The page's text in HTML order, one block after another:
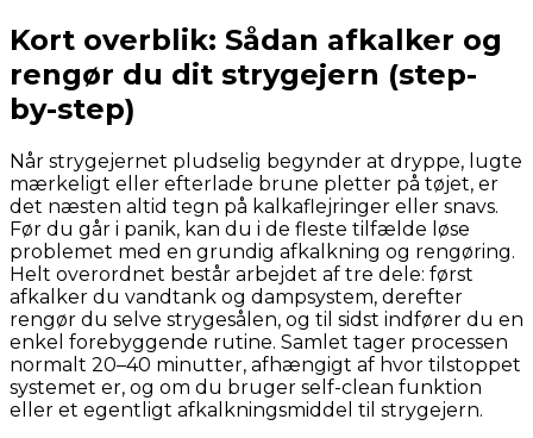
Kort overblik: Sådan afkalker og
rengør du dit strygejern (step-
by-step)
Når strygejernet pludselig begynder at dryppe, lugte
mærkeligt eller efterlade brune pletter på tøjet, er
det næsten altid tegn på kalkaflejringer eller snavs.
Før du går i panik, kan du i de fleste tilfælde løse
problemet med en grundig afkalkning og rengøring.
Helt overordnet består arbejdet af tre dele: først
afkalker du vandtank og dampsystem, derefter
rengør du selve strygesålen, og til sidst indfører du en
enkel forebyggende rutine. Samlet tager processen
normalt 20–40 minutter, afhængigt af hvor tilstoppet
systemet er, og om du bruger self-clean funktion
eller et egentligt afkalkningsmiddel til strygejern.